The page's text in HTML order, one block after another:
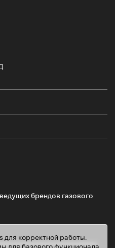
брендов газового
для корректной работы.